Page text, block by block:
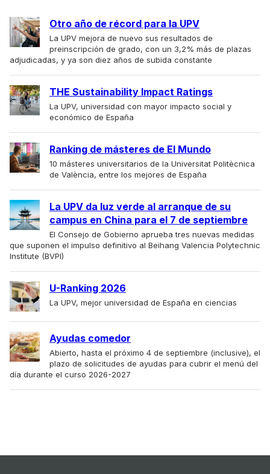
Otro año de récord para la UPV
La UPV mejora de nuevo sus resultados de
preinscripción de grado, con un 3,2% más de plazas
adjudicadas, y ya son diez años de subida constante
THE Sustainability Impact Ratings
La UPV, universidad con mayor impacto social y
económico de España
Ranking de másteres de El Mundo
10 másteres universitarios de la Universitat Politècnica
de València, entre los mejores de España
La UPV da luz verde al arranque de su
campus en China para el 7 de septiembre
El Consejo de Gobierno aprueba tres nuevas medidas
que suponen el impulso definitivo al Beihang Valencia Polytechnic
Institute (BVPI)
U-Ranking 2026
La UPV, mejor universidad de España en ciencias
Ayudas comedor
Abierto, hasta el próximo 4 de septiembre (inclusive), el
plazo de solicitudes de ayudas para cubrir el menú del
día durante el curso 2026-2027